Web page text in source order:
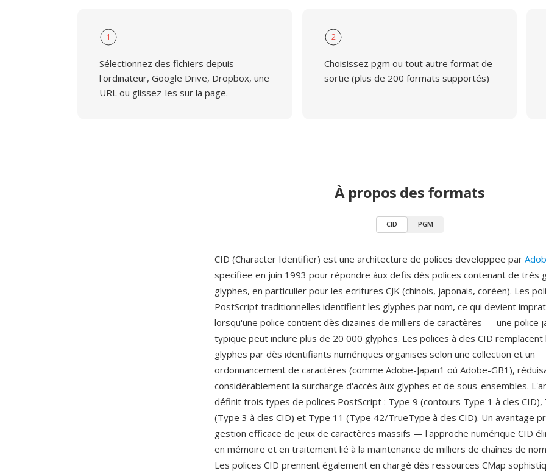
1
Sélectionnez des fichiers depuis
l'ordinateur, Google Drive, Dropbox, une
URL ou glissez-les sur la page.
2
Choisissez pgm ou tout autre format de
sortie (plus de 200 formats supportés)
À propos des formats
CID PGM
CID (Character Identifier) est une architecture de polices developpee par
specifiee en juin 1993 pour répondre àux defis dès polices contenant de très
glyphes, en particulier pour les ecritures CJK (chinois, japonais, coréen). Les
PostScript traditionnelles identifient les glyphes par nom, ce qui devient
lorsqu'une police contient dès dizaines de milliers de caractères — une police
typique peut inclure plus de 20 000 glyphes. Les polices à cles CID
glyphes par dès identifiants numériques organises selon une collection et un
ordonnancement de caractères (comme Adobe-Japan1 où Adobe-GB1),
considérablement la surcharge d'accès àux glyphes et de sous-ensembles.
définit trois types de polices PostScript : Type 9 (contours Type 1 à cles CID),
(Type 3 à cles CID) et Type 11 (Type 42/TrueType à cles CID). Un avantage
gestion efficace de jeux de caractères massifs — l'approche numérique CID
en mémoire et en traitement lié à la maintenance de milliers de chaînes de
Les polices CID prennent également en chargé dès ressources CMap